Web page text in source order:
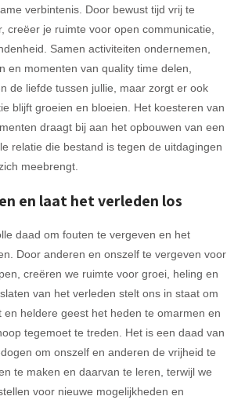
verbintenis. Door bewust tijd vrij te
creëer je ruimte voor open communicatie,
Samen activiteiten ondernemen,
en momenten van quality time delen,
de liefde tussen jullie, maar zorgt er ook
blijft groeien en bloeien. Het koesteren van
draagt bij aan het opbouwen van een
relatie die bestand is tegen de uitdagingen
meebrengt.
en laat het verleden los
daad om fouten te vergeven en het
Door anderen en onszelf te vergeven voor
creëren we ruimte voor groei, heling en
van het verleden stelt ons in staat om
en heldere geest het heden te omarmen en
tegemoet te treden. Het is een daad van
om onszelf en anderen de vrijheid te
te maken en daarvan te leren, terwijl we
voor nieuwe mogelijkheden en